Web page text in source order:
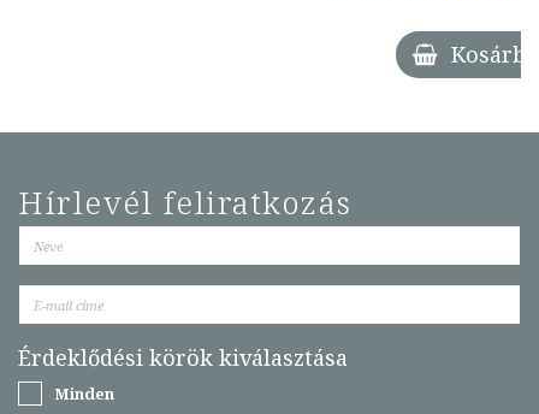
Kosárba
Hírlevél feliratkozás
Érdeklődési körök kiválasztása
Minden